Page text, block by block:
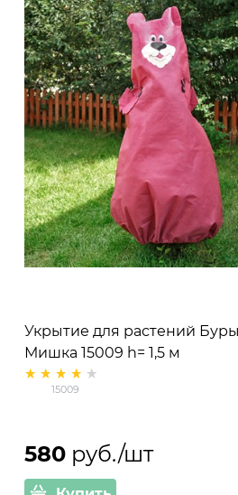
Укрытие для растений
Мишка 15009 h= 1,5 м
15009
580 руб./шт